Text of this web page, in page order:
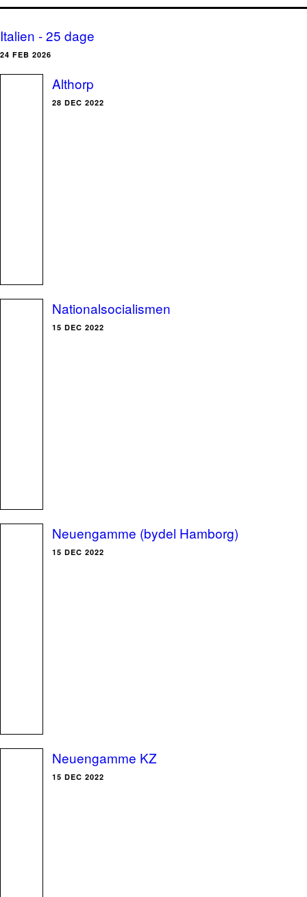
Italien - 25 dage
24 FEB 2026
Althorp
28 DEC 2022
Nationalsocialismen
15 DEC 2022
Neuengamme (bydel Hamborg)
15 DEC 2022
Neuengamme KZ
15 DEC 2022